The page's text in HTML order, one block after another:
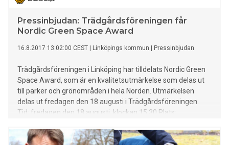
Pressinbjudan: Trädgårdsföreningen får
Nordic Green Space Award
16.8.2017 13:02:00 CEST Linköpings kommun Pressinbjudan
Trädgårdsföreningen i Linköping har tilldelats Nordic Green
Space Award, som är en kvalitetsutmärkelse som delas ut
till parker och grönområden i hela Norden. Utmärkelsen
delas ut fredagen den 18 augusti i Trädgårdsföreningen.
Tid: fredagen den 18 augusti, klockan 15.30 Plats: